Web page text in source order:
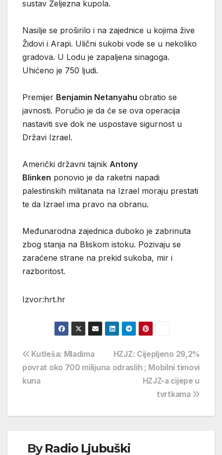
sustav Željezna kupola.
Nasilje se proširilo i na zajednice u kojima žive
Židovi i Arapi. Ulični sukobi vode se u nekoliko
gradova. U Lodu je zapaljena sinagoga.
Uhićeno je 750 ljudi.
Premijer Benjamin Netanyahu obratio se
javnosti. Poručio je da će se ova operacija
nastaviti sve dok ne uspostave sigurnost u
Državi Izrael.
Američki državni tajnik Antony
Blinken ponovio je da raketni napadi
palestinskih militanata na Izrael moraju prestati
te da Izrael ima pravo na obranu.
Međunarodna zajednica duboko je zabrinuta
zbog stanja na Bliskom istoku. Pozivaju se
zaraćene strane na prekid sukoba, mir i
razboritost.
Izvor:hrt.hr
Navigacija
objava
HZJZ: Cijepljeno 29,2%
odraslih ; Mobilni timovi
HZJZ-a cijepe u
tvrtkama
Kutleša: Mladima
povrat oko 700 milijuna
kuna
ByRadio Ljubuški